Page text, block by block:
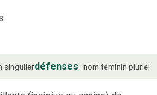
singulierdéfenses nom féminin pluriel